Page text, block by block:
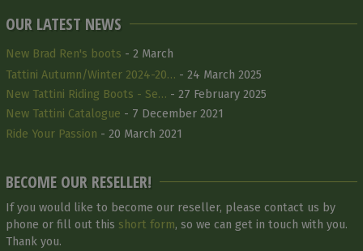
OUR LATEST NEWS
New Brad Ren's boots - 2 March
Tattini Autumn/Winter 2024-20… - 24 March 2025
New Tattini Riding Boots - Se… - 27 February 2025
New Tattini Catalogue - 7 December 2021
Ride Your Passion - 20 March 2021
BECOME OUR RESELLER!
If you would like to become our reseller, please contact us by
phone or fill out this short form, so we can get in touch with you.
Thank you.